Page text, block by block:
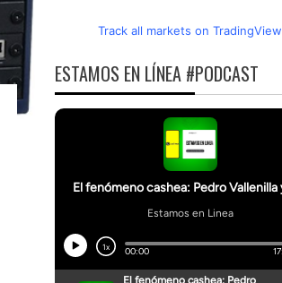
Track all markets on TradingView
ESTAMOS EN LÍNEA #PODCAST